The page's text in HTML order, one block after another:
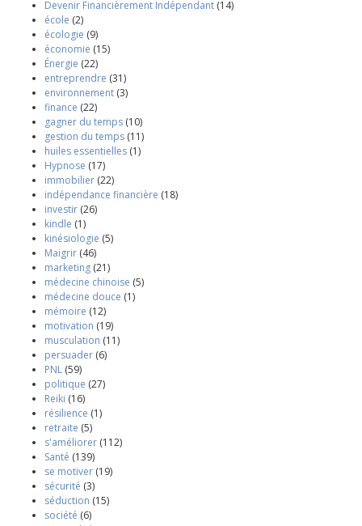
Devenir Financièrement Indépendant (14)
école (2)
écologie (9)
économie (15)
Énergie (22)
entreprendre (31)
environnement (3)
finance (22)
gagner du temps (10)
gestion du temps (11)
huiles essentielles (1)
Hypnose (17)
immobilier (22)
indépendance financière (18)
investir (26)
kindle (1)
kinésiologie (5)
Maigrir (46)
marketing (21)
médecine chinoise (5)
médecine douce (1)
mémoire (12)
motivation (19)
musculation (11)
persuader (6)
PNL (59)
politique (27)
Reiki (16)
résilience (1)
retraite (5)
s'améliorer (112)
Santé (139)
se motiver (19)
sécurité (3)
séduction (15)
société (6)